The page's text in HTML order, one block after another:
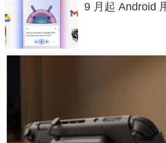
9 月起 Android